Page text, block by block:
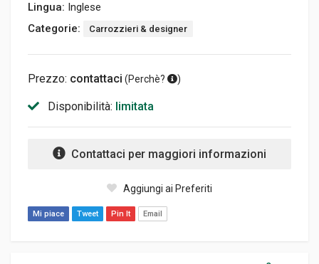
Lingua: Inglese
Categorie:
Carrozzieri & designer
Prezzo: contattaci (Perchè? )
Disponibilità: limitata
Contattaci per maggiori informazioni
Aggiungi ai Preferiti
Mi piace Tweet Pin It Email